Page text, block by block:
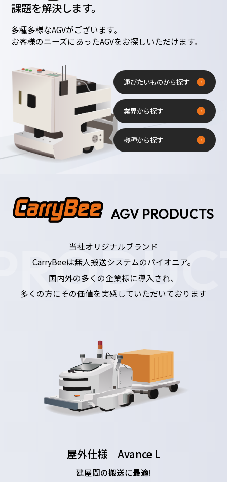
課題を解決します。
多種多様なAGVがございます。
お客様のニーズにあったAGVをお探しいただけます。
運びたいものから探す
業界から探す
機種から探す
AGV PRODUCTS
当社オリジナルブランド
CarryBeeは無人搬送システムのパイオニア。
国内外の多くの企業様に導入され、
多くの方にその価値を実感していただいております
屋外仕様 Avance L
建屋間の搬送に最適!